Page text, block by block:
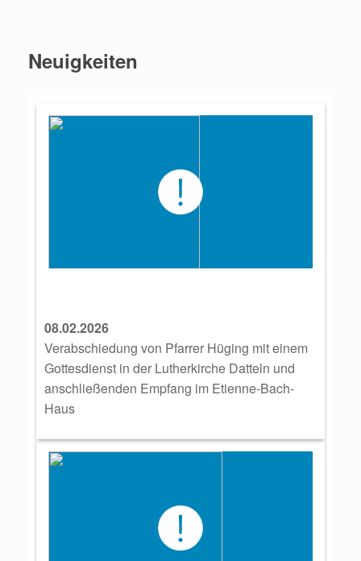
Neuigkeiten
08.02.2026
Verabschiedung von Pfarrer Hüging mit einem
Gottesdienst in der Lutherkirche Datteln und
anschließenden Empfang im Etienne-Bach-
Haus